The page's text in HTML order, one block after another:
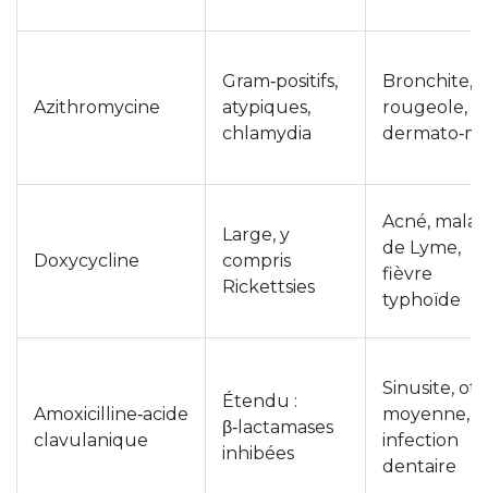
Azithromycine
Gram‑positifs,
atypiques,
chlamydia
Bronchite,
rougeole,
Doxycycline
Large, y
compris
Rickettsies
Acné,
de Lyme,
fièvre
typhoïde
Amoxicilline‑acide
clavulanique
Étendu :
β‑lactamases
inhibées
Sinusite,
moyenne,
infection
dentaire